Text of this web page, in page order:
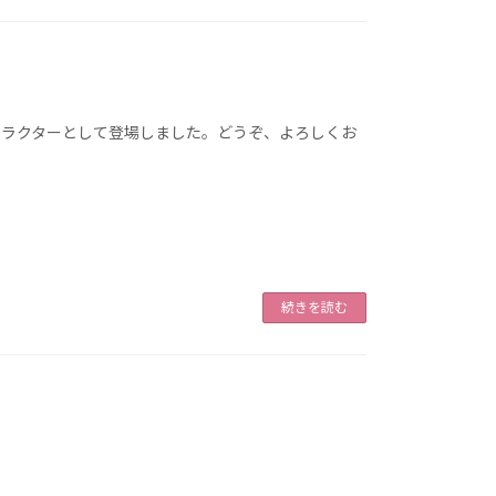
クターとして登場しました。どうぞ、よろしくお
続きを読む